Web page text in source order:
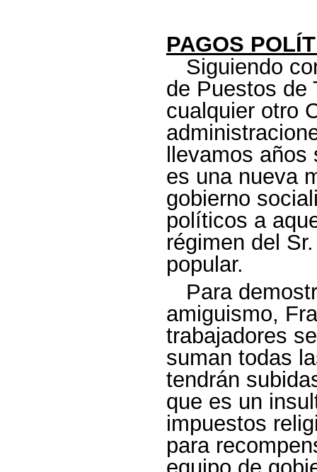
PAGOS
Siguiendo
de Puestos de
cualquier otro
llevamos
es una nueva
gobierno
políticos a
régimen del
popular.
Para
amiguismo,
trabajadores
suman todas
tendrán
que es un
impuestos
para
equipo de